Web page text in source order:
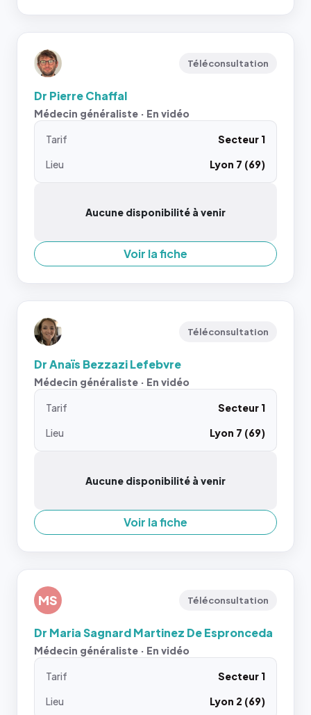
Téléconsultation
Dr Pierre Chaffal
Médecin généraliste · En vidéo
Tarif
Secteur 1
Lieu
Lyon 7 (69)
Aucune disponibilité à venir
Voir la fiche
Téléconsultation
Dr Anaïs Bezzazi Lefebvre
Médecin généraliste · En vidéo
Tarif
Secteur 1
Lieu
Lyon 7 (69)
Aucune disponibilité à venir
Voir la fiche
MS Téléconsultation
Dr Maria Sagnard Martinez De Espronceda
Médecin généraliste · En vidéo
Tarif
Secteur 1
Lieu
Lyon 2 (69)